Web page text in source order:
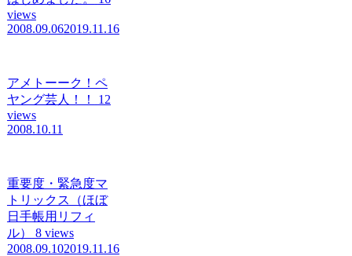
views
2008.09.062019.11.16
アメトーーク！ペ
ヤング芸人！！
12
views
2008.10.11
重要度・緊急度マ
トリックス（ほぼ
日手帳用リフィ
ル）
8 views
2008.09.102019.11.16